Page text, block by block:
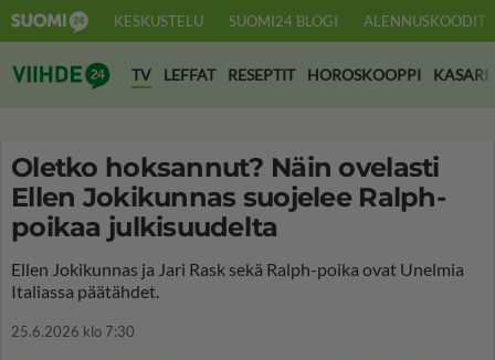
KESKUSTELU SUOMI24 BLOGI ALENNUSKOODIT
Suomi24 Viihde
TV LEFFAT RESEPTIT HOROSKOOPPI KASARI
Oletko hoksannut? Näin ovelasti
Ellen Jokikunnas suojelee Ralph-
poikaa julkisuudelta
Ellen Jokikunnas ja Jari Rask sekä Ralph-poika ovat Unelmia
Italiassa päätähdet.
25.6.2026 klo 7:30